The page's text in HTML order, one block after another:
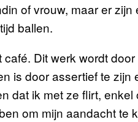
of vrouw, maar er zijn
ballen.
Dit werk wordt
is door assertief te zijn
dat ik met ze flirt,
om mijn aandacht te